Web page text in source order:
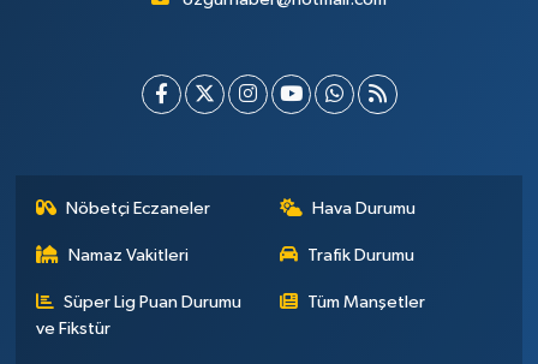
Nöbetçi Eczaneler Hava Durumu
Namaz Vakitleri Trafik Durumu
Süper Lig Puan Durumu
ve Fikstür
Tüm Manşetler